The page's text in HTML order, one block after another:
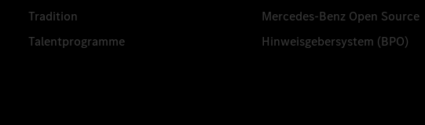
Tradition
Talentprogramme
Mercedes-Benz Open Source
Hinweisgebersystem (BPO)